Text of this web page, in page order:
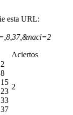
esta URL:
Aciertos
2
8
15
23
33
37
2